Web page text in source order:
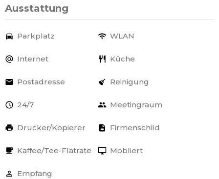
Ausstattung
Parkplatz WLAN
Internet Küche
Postadresse Reinigung
24/7 Meetingraum
Drucker/Kopierer Firmenschild
Kaffee/Tee-Flatrate Möbliert
Empfang